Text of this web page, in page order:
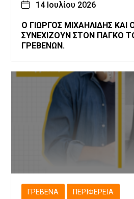
14 Ιουλίου 2026
Ο ΓΙΩΡΓΟΣ ΜΙΧΑΗΛΙΔΗΣ ΚΑΙ
ΣΥΝΕΧΙΖΟΥΝ ΣΤΟΝ ΠΑΓΚΟ
ΓΡΕΒΕΝΩΝ.
ΓΡΕΒΕΝΆ ΠΕΡΙΦΈΡΕΙΑ